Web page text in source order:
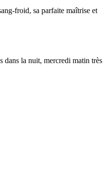
froid, sa parfaite maîtrise et
dans la nuit, mercredi matin très